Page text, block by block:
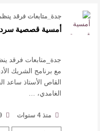
برنامج الشريك …
أمسية قصصية
مع برنامج الشريك
القاص الأستاذ ساعد
الغامدي، …
منذ 4 سنوات